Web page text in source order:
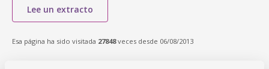
Lee un extracto
Esa página ha sido visitada 27848veces desde 06/08/2013